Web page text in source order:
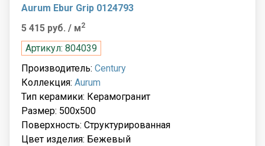
Aurum Ebur Grip 0124793
5 415 руб. / м2
Артикул: 804039
Производитель: Century
Коллекция: Aurum
Тип керамики: Керамогранит
Размер: 500x500
Поверхность: Структурированная
Цвет изделия: Бежевый